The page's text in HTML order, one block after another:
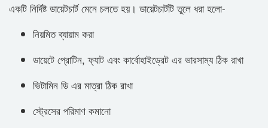
একটি নির্দিষ্ট ডায়েটচার্ট মেনে চলতে হয়। ডায়েটচার্টটি তুলে ধরা হলো-
নিয়মিত ব্যায়াম করা
ডায়েটে প্রোটিন, ফ্যাট এবং কার্বোহাইড্রেট এর ভারসাম্য ঠিক রাখা
ভিটামিন ডি এর মাত্রা ঠিক রাখা
স্ট্রেসের পরিমাণ কমানো